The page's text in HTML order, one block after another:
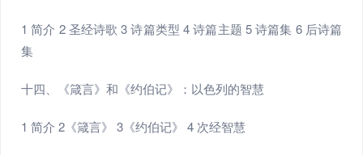
1 简介 2 圣经诗歌 3 诗篇类型 4 诗篇主题 5 诗篇集 6 后诗篇
集
十四、《箴言》和《约伯记》：以色列的智慧
1 简介 2《箴言》 3《约伯记》 4 次经智慧